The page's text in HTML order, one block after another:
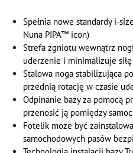
Spełnia nowe standardy i-
Nuna PIPA™ icon)
Strefa zgniotu wewnątrz
uderzenie i minimalizuje
Stalowa noga stabilizująca
przednią rotację w czasie
Odpinanie bazy za pomocą
przenosić ją pomiędzy
Fotelik może być
samochodowych pasów